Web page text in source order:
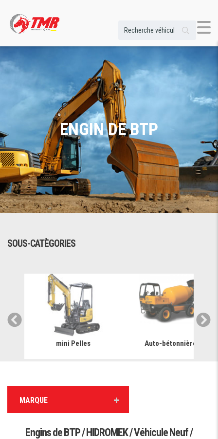
ENGIN DE BTP
SOUS-CATÈGORIES
mini Pelles Auto-bétonnière
MARQUE
Engins de BTP / HIDROMEK / Véhicule Neuf /